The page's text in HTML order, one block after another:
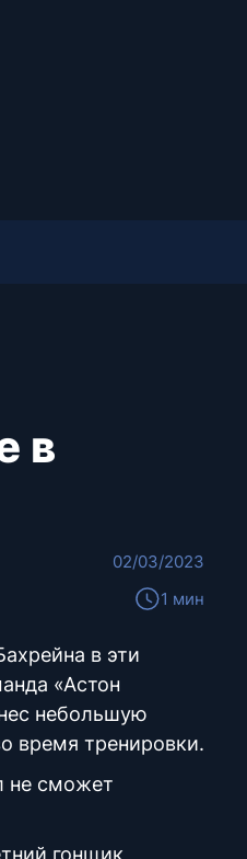
в
02/03/2023
1 мин
в эти
«Астон
небольшую
время тренировки.
не сможет
гонщик